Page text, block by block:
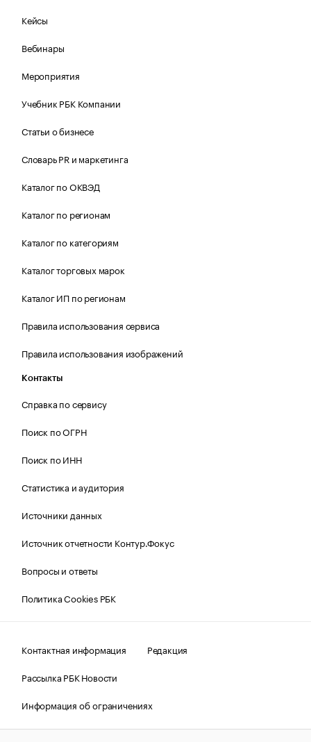
Кейсы
Вебинары
Мероприятия
Учебник РБК Компании
Статьи о бизнесе
Словарь PR и маркетинга
Каталог по ОКВЭД
Каталог по регионам
Каталог по категориям
Каталог торговых марок
Каталог ИП по регионам
Правила использования сервиса
Правила использования изображений
Контакты
Справка по сервису
Поиск по ОГРН
Поиск по ИНН
Статистика и аудитория
Источники данных
Источник отчетности Контур.Фокус
Вопросы и ответы
Политика Cookies РБК
Контактная информация
Редакция
Рассылка РБК Новости
Информация об ограничениях
Правовая информация
О соблюдении авторских прав